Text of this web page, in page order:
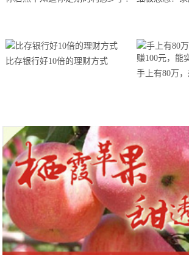
比存银行好10倍的理财方式
手上有80万